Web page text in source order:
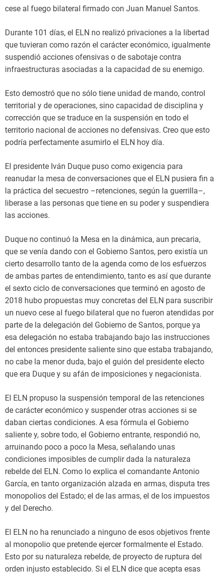
cese al fuego bilateral firmado con Juan Manuel Santos.
Durante 101 días, el ELN no realizó privaciones a la libertad
que tuvieran como razón el carácter económico, igualmente
suspendió acciones ofensivas o de sabotaje contra
infraestructuras asociadas a la capacidad de su enemigo.
Esto demostró que no sólo tiene unidad de mando, control
territorial y de operaciones, sino capacidad de disciplina y
corrección que se traduce en la suspensión en todo el
territorio nacional de acciones no defensivas. Creo que esto
podría perfectamente asumirlo el ELN hoy día.
El presidente Iván Duque puso como exigencia para
reanudar la mesa de conversaciones que el ELN pusiera fin a
la práctica del secuestro –retenciones, según la guerrilla–,
liberase a las personas que tiene en su poder y suspendiera
las acciones.
Duque no continuó la Mesa en la dinámica, aun precaria,
que se venía dando con el Gobierno Santos, pero existía un
cierto desarrollo tanto de la agenda como de los esfuerzos
de ambas partes de entendimiento, tanto es así que durante
el sexto ciclo de conversaciones que terminó en agosto de
2018 hubo propuestas muy concretas del ELN para suscribir
un nuevo cese al fuego bilateral que no fueron atendidas por
parte de la delegación del Gobierno de Santos, porque ya
esa delegación no estaba trabajando bajo las instrucciones
del entonces presidente saliente sino que estaba trabajando,
no cabe la menor duda, bajo el guión del presidente electo
que era Duque y su afán de imposiciones y negacionista.
El ELN propuso la suspensión temporal de las retenciones
de carácter económico y suspender otras acciones si se
daban ciertas condiciones. A esa fórmula el Gobierno
saliente y, sobre todo, el Gobierno entrante, respondió no,
arruinando poco a poco la Mesa, señalando unas
condiciones imposibles de cumplir dada la naturaleza
rebelde del ELN. Como lo explica el comandante Antonio
García, en tanto organización alzada en armas, disputa tres
monopolios del Estado; el de las armas, el de los impuestos
y del Derecho.
El ELN no ha renunciado a ninguno de esos objetivos frente
al monopolio que pretende ejercer formalmente el Estado.
Esto por su naturaleza rebelde, de proyecto de ruptura del
orden injusto establecido. Si el ELN dice que acepta esas